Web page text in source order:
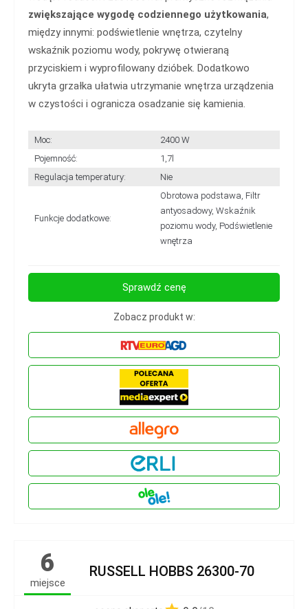
zwiększające wygodę codziennego użytkowania,
między innymi: podświetlenie wnętrza, czytelny
wskaźnik poziomu wody, pokrywę otwieraną
przyciskiem i wyprofilowany dzióbek. Dodatkowo
ukryta grzałka ułatwia utrzymanie wnętrza urządzenia
w czystości i ogranicza osadzanie się kamienia.
Moc:
2400 W
Pojemność:
1,7l
Regulacja temperatury:
Nie
Funkcje dodatkowe:
Obrotowa podstawa, Filtr
antyosadowy, Wskaźnik
poziomu wody, Podświetlenie
wnętrza
Sprawdź cenę
Zobacz produkt w:
6
miejsce
RUSSELL HOBBS 26300-70